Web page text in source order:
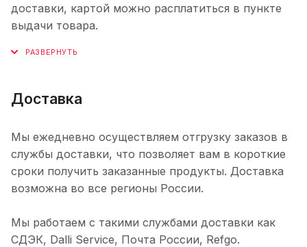
доставки, картой можно расплатиться в пункте
выдачи товара.
Доставка
Мы ежедневно осуществляем отгрузку заказов в
службы доставки, что позволяет вам в короткие
сроки получить заказанные продукты. Доставка
возможна во все регионы России.
Мы работаем с такими службами доставки как
СДЭК, Dalli Service, Почта России, Refgo.